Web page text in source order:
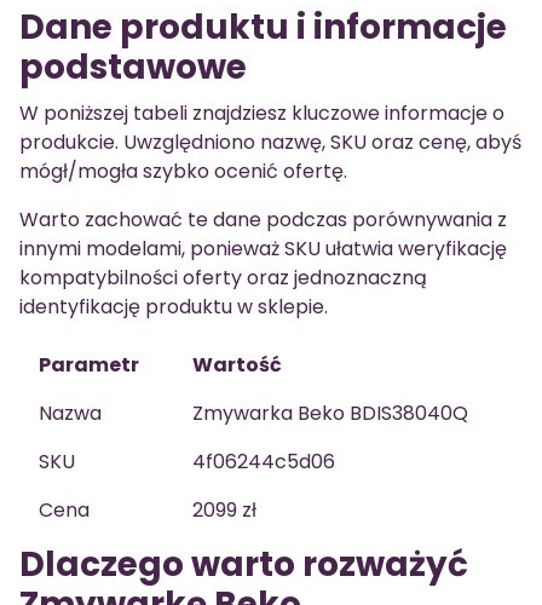
Dane produktu i informacje
podstawowe
W poniższej tabeli znajdziesz kluczowe informacje o
produkcie. Uwzględniono nazwę, SKU oraz cenę, abyś
mógł/mogła szybko ocenić ofertę.
Warto zachować te dane podczas porównywania z
innymi modelami, ponieważ SKU ułatwia weryfikację
kompatybilności oferty oraz jednoznaczną
identyfikację produktu w sklepie.
Parametr
Wartość
Nazwa
Zmywarka Beko BDIS38040Q
SKU
4f06244c5d06
Cena
2099 zł
Dlaczego warto rozważyć